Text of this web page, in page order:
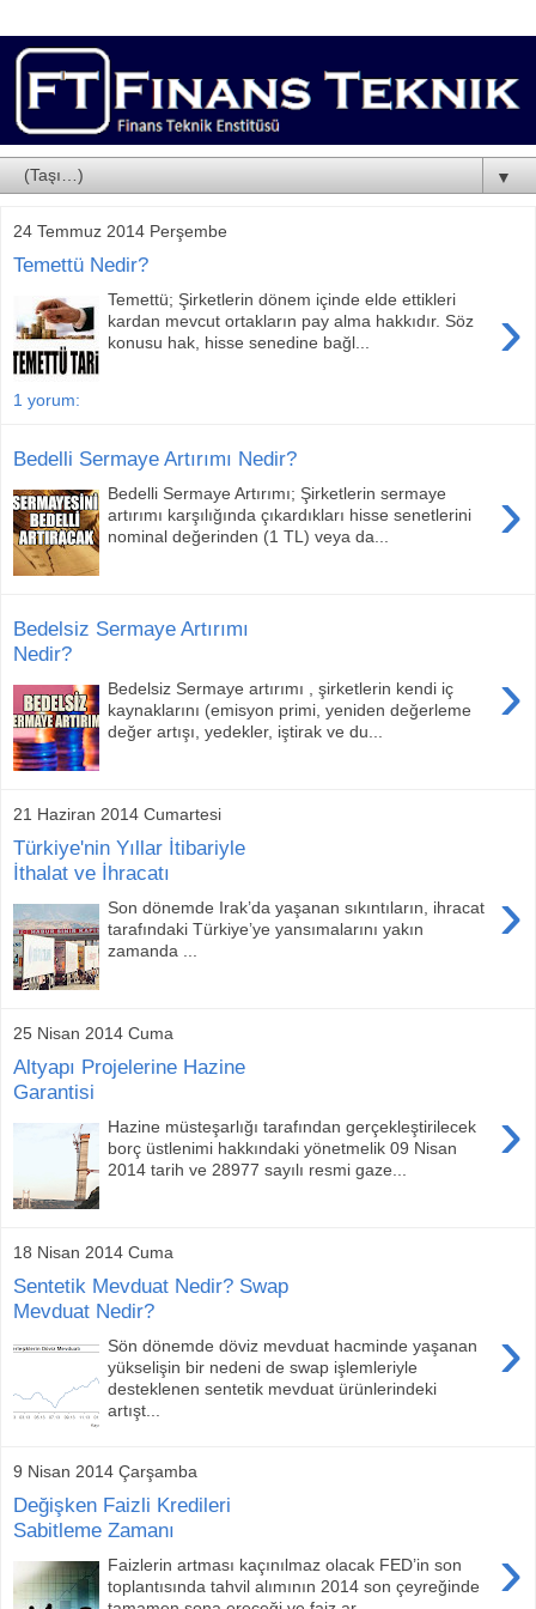
▼
24 Temmuz 2014 Perşembe
Temettü Nedir?
›
Temettü; Şirketlerin dönem içinde elde ettikleri
kardan mevcut ortakların pay alma hakkıdır. Söz
konusu hak, hisse senedine bağl...
1 yorum:
Bedelli Sermaye Artırımı Nedir?
›
Bedelli Sermaye Artırımı; Şirketlerin sermaye
artırımı karşılığında çıkardıkları hisse senetlerini
nominal değerinden (1 TL) veya da...
Bedelsiz Sermaye Artırımı
Nedir?
›
Bedelsiz Sermaye artırımı , şirketlerin kendi iç
kaynaklarını (emisyon primi, yeniden değerleme
değer artışı, yedekler, iştirak ve du...
21 Haziran 2014 Cumartesi
Türkiye'nin Yıllar İtibariyle
İthalat ve İhracatı
›
Son dönemde Irak’da yaşanan sıkıntıların, ihracat
tarafındaki Türkiye’ye yansımalarını yakın
zamanda ...
25 Nisan 2014 Cuma
Altyapı Projelerine Hazine
Garantisi
›
Hazine müsteşarlığı tarafından gerçekleştirilecek
borç üstlenimi hakkındaki yönetmelik 09 Nisan
2014 tarih ve 28977 sayılı resmi gaze...
18 Nisan 2014 Cuma
Sentetik Mevduat Nedir? Swap
Mevduat Nedir?
›
Sön dönemde döviz mevduat hacminde yaşanan
yükselişin bir nedeni de swap işlemleriyle
desteklenen sentetik mevduat ürünlerindeki
artışt...
9 Nisan 2014 Çarşamba
Değişken Faizli Kredileri
Sabitleme Zamanı
›
Faizlerin artması kaçınılmaz olacak FED’in son
toplantısında tahvil alımının 2014 son çeyreğinde